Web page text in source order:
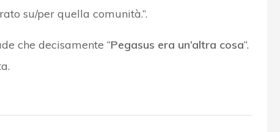
su/per quella comunità.”.
che decisamente “Pegasus era un’altra cosa“.